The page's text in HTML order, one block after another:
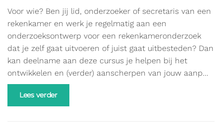
Voor wie? Ben jij lid, onderzoeker of secretaris van een
rekenkamer en werk je regelmatig aan een
onderzoeksontwerp voor een rekenkameronderzoek
dat je zelf gaat uitvoeren of juist gaat uitbesteden? Dan
kan deelname aan deze cursus je helpen bij het
ontwikkelen en (verder) aanscherpen van jouw aanp…
Lees verder